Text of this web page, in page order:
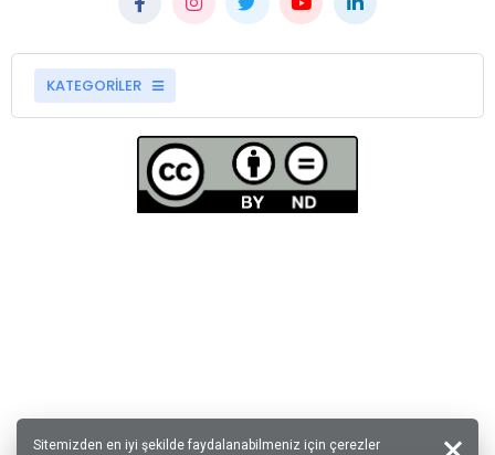
KATEGORİLER
Sitemizden en iyi şekilde faydalanabilmeniz için çerezler